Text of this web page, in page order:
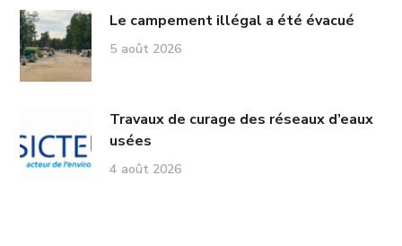
Le campement illégal a été évacué
5 août 2026
Travaux de curage des réseaux d’eaux
usées
4 août 2026